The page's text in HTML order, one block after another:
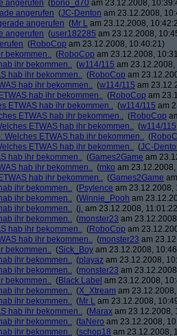
angerufen ( bono_d70 am 23.12.2008,
angerufen (JC-Denton am 23.12.2008,
angerufen (Mr L am 23.12.2008,
angerufen (user182285 am 23.12.2008,
(RoboCop am 23.12.2008, 10:40:21)
bekommen.. (RoboCop am 23.12.2008,
ihr bekommen.. (w114/115 am
hab ihr bekommen.. (RoboCop am
hab ihr bekommen.. (w114/115 am
hab ihr bekommen.. (RoboCop am
ETWAS hab ihr bekommen.. (w114/115 am
ETWAS hab ihr bekommen.. (RoboCop
ETWAS hab ihr bekommen.. (w114/115
Welches ETWAS hab ihr bekommen.. (
ETWAS hab ihr bekommen.. (JC-
hab ihr bekommen.. (Games2Game am
hab ihr bekommen.. (mko am
hab ihr bekommen.. (Games2Game
ihr bekommen.. (Psylence am 23.12.2008,
ihr bekommen.. (Winnie_Pooh am
ihr bekommen.. (j. am 23.12.2008,
ihr bekommen.. (monster23 am
hab ihr bekommen.. (RoboCop am
hab ihr bekommen.. (monster23 am
bekommen.. (Sick_Boy am 23.12.2008,
ihr bekommen.. (playaz am 23.12.2008,
ihr bekommen.. (monster23 am
bekommen.. (Black Label am 23.12.2008,
ihr bekommen.. (X_Xtream am
ihr bekommen.. (Mr L am 23.12.2008,
hab ihr bekommen.. (Marax am 23.12.2008,
ihr bekommen.. (taNero am 23.12.2008,
ihr bekommen.. (schop18 am 23.12.2008,